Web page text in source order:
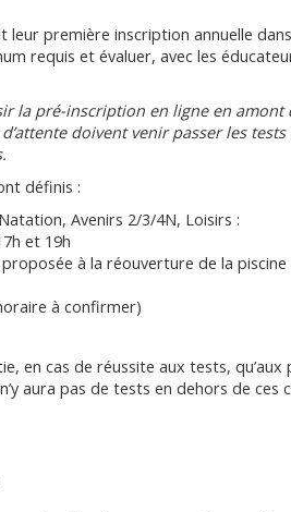
leur première inscription annuelle
requis et évaluer, avec les
la pré-inscription en ligne en amont
doivent venir passer les
définis :
Avenirs 2/3/4N, Loisirs :
et 19h
à la réouverture de la
à confirmer)
en cas de réussite aux tests,
aura pas de tests en dehors de ces